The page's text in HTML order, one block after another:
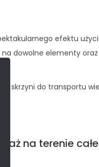
efektu
dowolne elementy
skrzyni do transportu
na terenie